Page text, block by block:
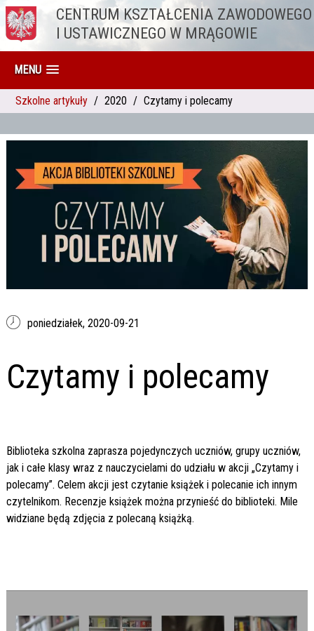
Przejdź do treściCENTRUM KSZTAŁCENIA ZAWODOWEGO
I USTAWICZNEGO W MRĄGOWIE
MENU
Szkolne artykuły 2020 Czytamy i polecamy
poniedziałek, 2020-09-21
Czytamy i polecamy
Biblioteka szkolna zaprasza pojedynczych uczniów, grupy uczniów,
jak i całe klasy wraz z nauczycielami do udziału w akcji „Czytamy i
polecamy”. Celem akcji jest czytanie książek i polecanie ich innym
czytelnikom. Recenzje książek można przynieść do biblioteki. Mile
widziane będą zdjęcia z polecaną książką.